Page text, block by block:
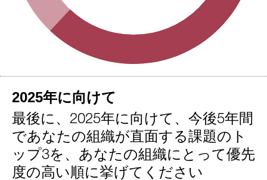
2025年に向けて
最後に、2025年に向けて、今後5年間
であなたの組織が直面する課題のト
ップ3を、あなたの組織にとって優先
度の高い順に挙げてください